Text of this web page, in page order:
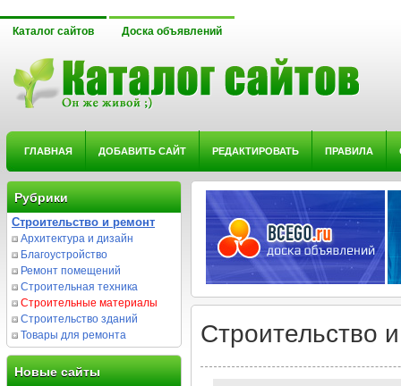
Каталог сайтов Доска объявлений
ГЛАВНАЯ ДОБАВИТЬ САЙТ РЕДАКТИРОВАТЬ ПРАВИЛА
Рубрики
Строительство и ремонт
Архитектура и дизайн
Благоустройство
Ремонт помещений
Строительная техника
Строительные материалы
Строительство зданий
Товары для ремонта
Новые сайты
Строительство